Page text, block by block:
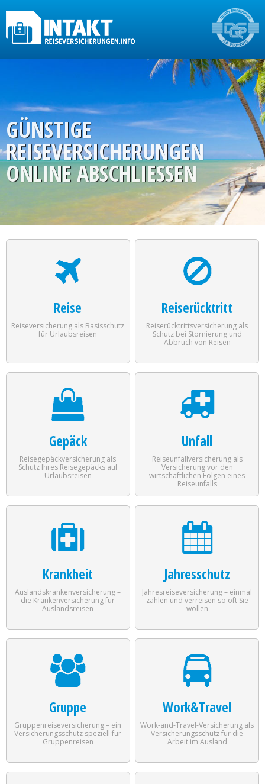
GÜNSTIGE
REISEVERSICHERUNGEN
ONLINE ABSCHLIESSEN
Reise
Reiseversicherung als Basisschutz
für Urlaubsreisen
Reiserücktritt
Reiserücktrittsversicherung als
Schutz bei Stornierung und
Abbruch von Reisen
Gepäck
Reisegepäckversicherung als
Schutz Ihres Reisegepäcks auf
Urlaubsreisen
Unfall
Reiseunfallversicherung als
Versicherung vor den
wirtschaftlichen Folgen eines
Reiseunfalls
Krankheit
Auslandskrankenversicherung –
die Krankenversicherung für
Auslandsreisen
Jahresschutz
Jahresreiseversicherung – einmal
zahlen und verreisen so oft Sie
wollen
Gruppe
Gruppenreiseversicherung – ein
Versicherungsschutz speziell für
Gruppenreisen
Work&Travel
Work-and-Travel-Versicherung als
Versicherungsschutz für die
Arbeit im Ausland